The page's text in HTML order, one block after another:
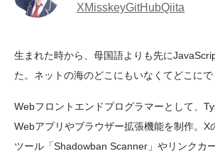
XMisskeyGitHubQiita
生まれた時から、母国語よりも先に
た。ネットの海のどこにもいなくてどこにで
Webフロントエンドプログラマーとして、
Webアプリやブラウザー拡張機能を制作。X
ツール「Shadowban Scanner」やリンクカ